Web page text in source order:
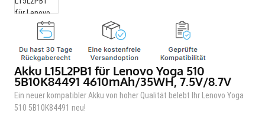
Akku L15L2PB1 für Lenovo Yoga 510
5B10K84491 4610mAh/35WH, 7.5V/8.7V
Ein neuer kompatibler Akku von hoher Qualität belebt Ihr Lenovo Yoga
510 5B10K84491 neu!